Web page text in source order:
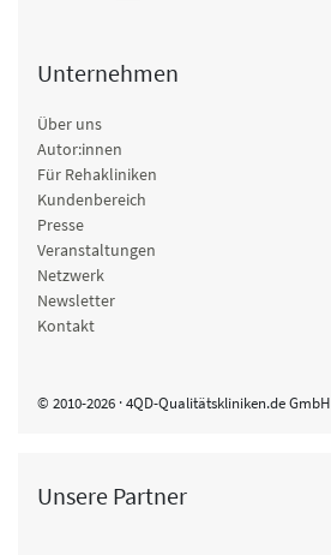
Unternehmen
Über uns
Autor:innen
Für Rehakliniken
Kundenbereich
Presse
Veranstaltungen
Netzwerk
Newsletter
Kontakt
© 2010-2026 · 4QD-Qualitätskliniken.de GmbH
Unsere Partner